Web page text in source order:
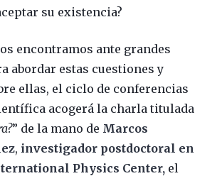
su existencia?
encontramos ante grandes
abordar estas cuestiones y
ellas, el ciclo de conferencias
acogerá la charla titulada
” de la mano de Marcos
, investigador postdoctoral en
Physics Center, el